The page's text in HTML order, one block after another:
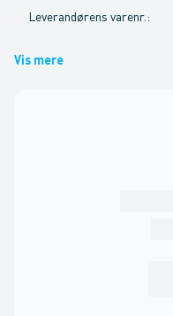
Leverandørens varenr. :
Vis mere